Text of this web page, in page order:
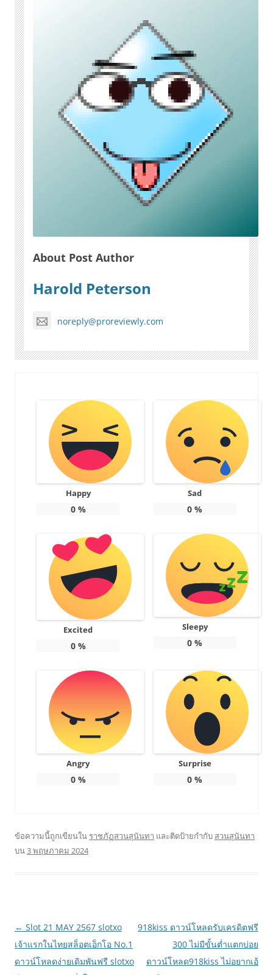
About Post Author
Harold Peterson
noreply@proreviewly.com
Happy
0%
Sad
0 %
Excited
0%
Sleepy
0 %
Angry
0%
Surprise
0 %
ข้อความนี้ถูกเขียนใน ราชภัฏสวนสุนันทา และติดป้ายกำกับ สวนสุนันทา
บน3 พฤษภาคม 2024
เมนู
นำทาง
เรื่อง
← Slot 21 MAY 2567 slotxo
เจ้าแรกในไทยสล็อตเอ็กโอ No.1
ดาวน์โหลดง่ายเดิมพันฟรี slotxo
918kiss ดาวน์โหลดรับเครดิตฟรี
300 ไม่มีขั้นต่ำแตกบ่อย
ดาวน์โหลด918kiss ไม่อยากเอ้